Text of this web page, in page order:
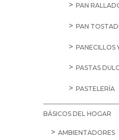
PAN
PAN
PANECILLOS
PASTAS
PASTELERÍA
BÁSICOS DEL HOGAR
AMBIENTADORES